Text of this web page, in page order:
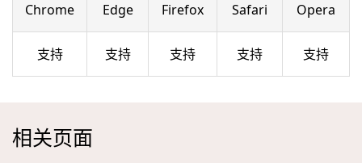
Chrome Edge Firefox Safari Opera
支持 支持 支持 支持 支持
相关页面